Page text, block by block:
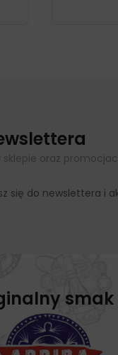
oraz
się do newslettera i
smak